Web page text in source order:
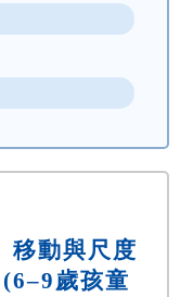
移動與尺度
歲孩童